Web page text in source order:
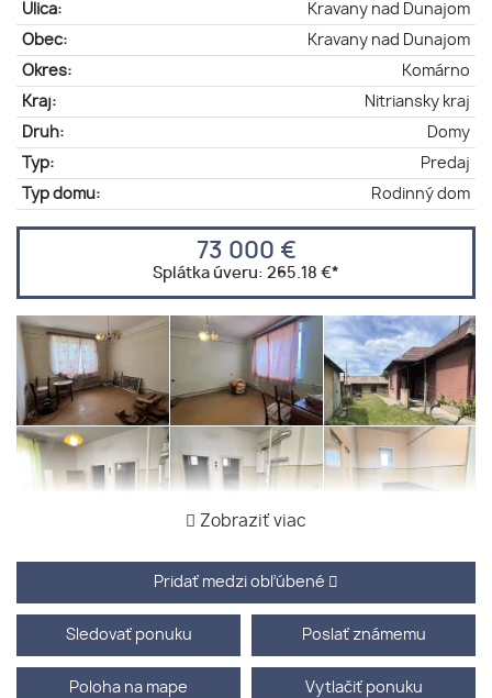
Ulica:
Kravany nad Dunajom
Obec:
Kravany nad Dunajom
Okres:
Komárno
Kraj:
Nitriansky kraj
Druh:
Domy
Typ:
Predaj
Typ domu:
Rodinný dom
73 000 €
Splátka úveru: 265.18 €*
Zobraziť viac
Pridať medzi obľúbené
Sledovať ponuku Poslať známemu
Poloha na mape Vytlačiť ponuku